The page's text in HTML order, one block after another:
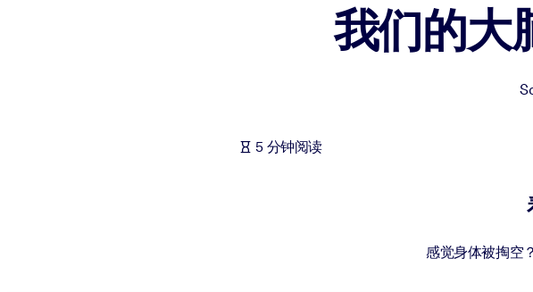
我们的大
5 分钟阅读
感觉身体被掏空